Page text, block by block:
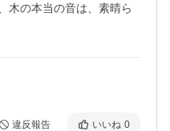
木の本当の音は、素晴ら
違反報告 いいね 0